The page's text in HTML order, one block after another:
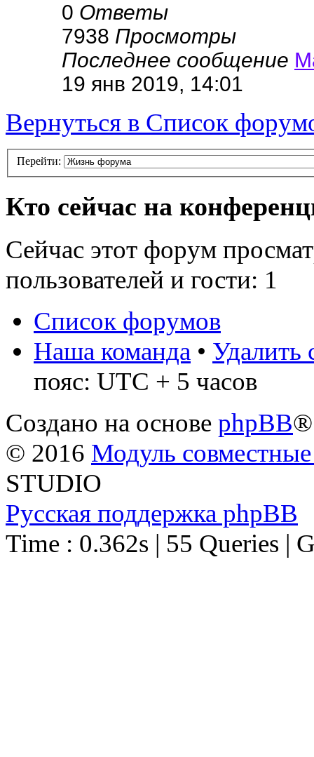
0 Ответы
7938 Просмотры
Последнее сообщение
19 янв 2019, 14:01
Вернуться в Список
Перейти:
Кто сейчас на
Сейчас этот форум
пользователей и гости: 1
Список форумов
Наша команда • Удалить
пояс: UTC + 5 часов
Создано на основе phpBB®
© 2016 Модуль
STUDIO
Русская поддержка phpBB
Time : 0.362s | 55 Queries |